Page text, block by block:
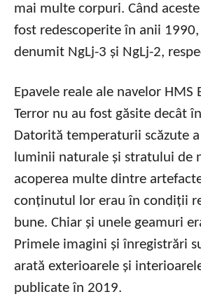
mai multe corpuri. Când
fost redescoperite în anii
denumit NgLj-3 și NgLj-2,
Epavele reale ale navelor HMS
Terror nu au fost găsite decât
Datorită temperaturii scăzute
luminii naturale și stratului de
acoperea multe dintre
conținutul lor erau în condiții
bune. Chiar și unele geamuri
Primele imagini și înregistrări
arată exterioarele și
publicate în 2019.